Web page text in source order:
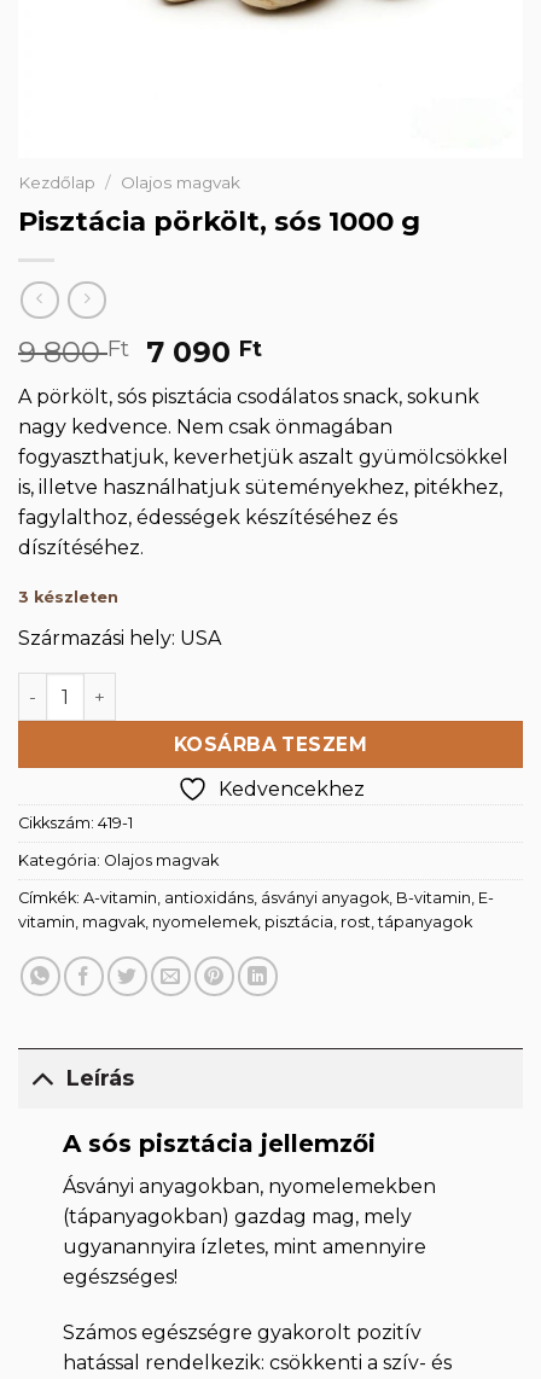
Kezdőlap / Olajos magvak
Pisztácia pörkölt, sós 1000 g
9 800Ft
Original
price
was:
9
800 Ft.
7 090 FtCurrent
price
is:
7
090 Ft.
A pörkölt, sós pisztácia csodálatos snack, sokunk
nagy kedvence. Nem csak önmagában
fogyaszthatjuk, keverhetjük aszalt gyümölcsökkel
is, illetve használhatjuk süteményekhez, pitékhez,
fagylalthoz, édességek készítéséhez és
díszítéséhez.
3 készleten
Származási hely: USA
Pisztácia pörkölt, sós 1000 g mennyiség
KOSÁRBA TESZEM
Kedvencekhez
Cikkszám: 419-1
Kategória: Olajos magvak
Címkék: A-vitamin antioxidáns ásványi anyagok B-vitamin E-
vitamin magvak nyomelemek pisztácia rost ,tápanyagok
Leírás
A sós pisztácia jellemzői
Ásványi anyagokban, nyomelemekben
(tápanyagokban) gazdag mag, mely
ugyanannyira ízletes, mint amennyire
egészséges!
Számos egészségre gyakorolt pozitív
hatással rendelkezik: csökkenti a szív- és